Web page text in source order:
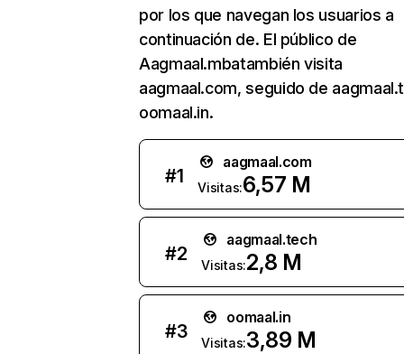
por los que navegan los usuarios a
continuación de. El público de
Aagmaal.mbatambién visita
aagmaal.com, seguido de
oomaal.in.
#1
aagmaal.com
Visitas:6,57 M
#2
aagmaal.tech
Visitas:2,8 M
#3
oomaal.in
Visitas:3,89 M